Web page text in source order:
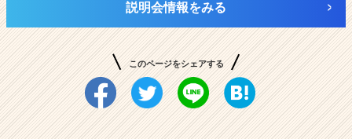
説明会情報をみる
このページをシェアする